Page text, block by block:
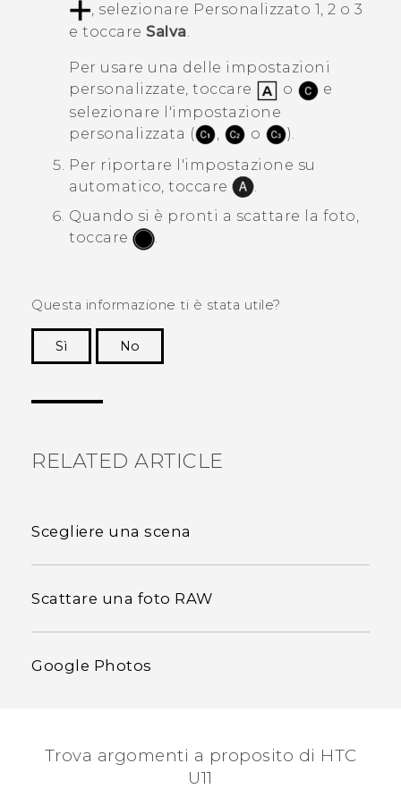
, selezionare Personalizzato 1, 2 o 3
e toccare Salva.
Per usare una delle impostazioni
personalizzate, toccare
o
e
selezionare l'impostazione
personalizzata (
o
).
Per riportare l'impostazione su
automatico, toccare
.
Quando si è pronti a scattare la foto,
toccare
.
Questa informazione ti è stata utile?
Sì
No
RELATED ARTICLE
Scegliere una scena
Scattare una foto RAW
Google Photos
Trova argomenti a proposito di HTC
U11